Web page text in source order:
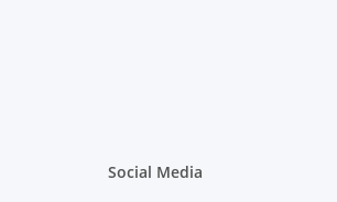
Social Media